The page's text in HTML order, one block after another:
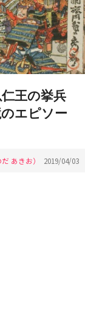
王の挙兵
エピソー
あきお） 2019/04/03